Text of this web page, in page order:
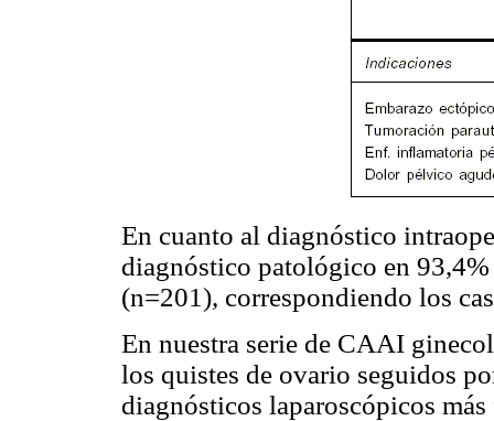
En cuanto al diagnóstico
diagnóstico patológico en
(n=201), correspondiendo los
En nuestra serie de CAAI
los quistes de ovario seguidos
diagnósticos laparoscópicos más